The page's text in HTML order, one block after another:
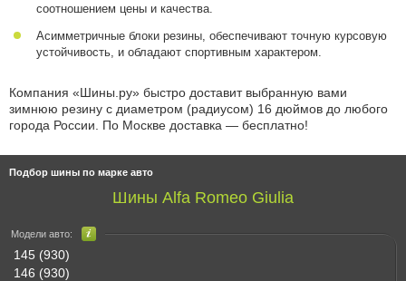
Подбор шины по марке авто
Шины Alfa Romeo Giulia
Модели авто:
145 (930)
146 (930)
соотношением цены и качества.
Асимметричные блоки резины, обеспечивают точную курсовую
устойчивость, и обладают спортивным характером.
Компания «Шины.ру» быстро доставит выбранную вами
зимнюю резину с диаметром (радиусом) 16 дюймов до любого
города России. По Москве доставка — бесплатно!